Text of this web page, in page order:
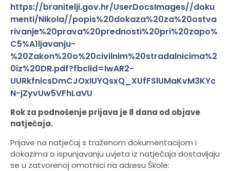
https://branitelji.gov.hr/UserDocsImages//doku
menti/Nikola//popis%20dokaza%20za%20ostva
rivanje%20prava%20prednosti%20pri%20zapo%
C5%A1ljavanju-
%20Zakon%20o%20civilnim%20stradalnicima%2
0iz%20DR.pdf?fbclid=IwAR2-
UURkfnicsDmCJOxIUYQsxQ_XUfFSlUMaKvM3KYc
N-jZyvUw5VFhLaVU
Rok za podnošenje prijava je 8 dana od objave
natječaja.
Prijave na natječaj s traženom dokumentacijom i
dokazima o ispunjavanju uvjeta iz natječaja dostavljaju
se u zatvorenoj omotnici na adresu Škole: